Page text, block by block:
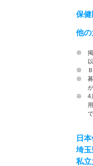
保
他
※ 掲
※ Ｂ
※ 募
※ 4月
日
埼
私